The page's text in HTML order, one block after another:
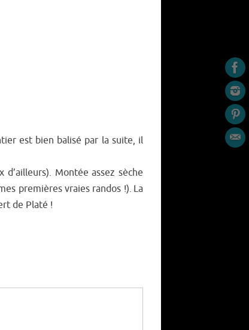
est bien balisé par la suite, il
Montée assez sèche
premières vraies randos !). La
de Platé !